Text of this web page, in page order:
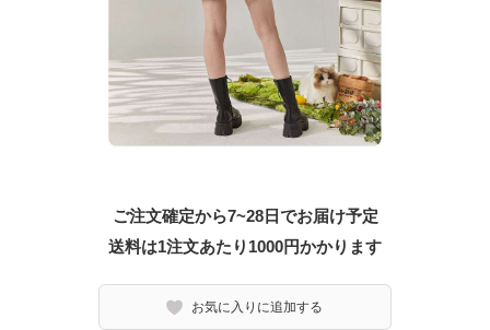
ご注文確定から7~28日でお届け予定
送料は1注文あたり 1000円かかります
お気に入りに追加する